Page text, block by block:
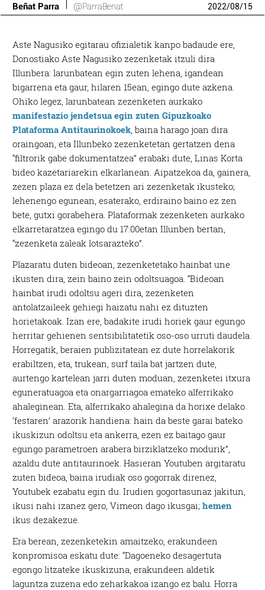
Beñat Parra @ParraBenat 2022/08/15
Aste Nagusiko egitarau ofizialetik kanpo badaude ere,
Donostiako Aste Nagusiko zezenketak itzuli dira
Illunbera: larunbatean egin zuten lehena, igandean
bigarrena eta gaur, hilaren 15ean, egingo dute azkena.
Ohiko legez, larunbatean zezenketen aurkako
manifestazio jendetsua egin zuten Gipuzkoako
Plataforma Antitaurinokoek , baina harago joan dira
oraingoan, eta Illunbeko zezenketetan gertatzen dena
“filtrorik gabe dokumentatzea” erabaki dute, Linas Korta
bideo kazetariarekin elkarlanean. Aipatzekoa da, gainera,
zezen plaza ez dela betetzen ari zezenketak ikusteko;
lehenengo egunean, esaterako, erdiraino baino ez zen
bete, gutxi gorabehera. Plataformak zezenketen aurkako
elkarretaratzea egingo du 17:00etan Illunben bertan,
“zezenketa zaleak lotsarazteko”.
Plazaratu duten bideoan, zezenketetako hainbat une
ikusten dira, zein baino zein odoltsuagoa. “Bideoan
hainbat irudi odoltsu ageri dira, zezenketen
antolatzaileek gehiegi haizatu nahi ez dituzten
horietakoak. Izan ere, badakite irudi horiek gaur egungo
herritar gehienen sentsibilitatetik oso-oso urruti daudela.
Horregatik, beraien publizitatean ez dute horrelakorik
erabiltzen, eta, trukean, surf taila bat jartzen dute,
aurtengo kartelean jarri duten moduan, zezenketei itxura
eguneratuagoa eta onargarriagoa emateko alferrikako
ahaleginean. Eta, alferrikako ahalegina da horixe delako
‘festaren’ arazorik handiena: hain da beste garai bateko
ikuskizun odoltsu eta ankerra, ezen ez baitago gaur
egungo parametroen arabera birziklatzeko modurik”,
azaldu dute antitaurinoek. Hasieran Youtuben argitaratu
zuten bideoa, baina irudiak oso gogorrak direnez,
Youtubek ezabatu egin du. Irudien gogortasunaz jakitun,
ikusi nahi izanez gero, Vimeon dago ikusgai;hemen
ikus dezakezue.
Era berean, zezenketekin amaitzeko, erakundeen
konpromisoa eskatu dute: “Dagoeneko desagertuta
egongo litzateke ikuskizuna, erakundeen aldetik
laguntza zuzena edo zeharkakoa izango ez balu. Horra